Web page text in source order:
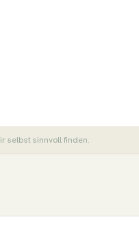
selbst sinnvoll finden.